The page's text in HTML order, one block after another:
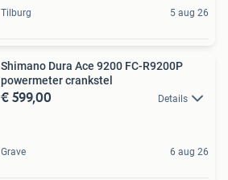
Tilburg 5 aug 26
Shimano Dura Ace 9200 FC-R9200P
powermeter crankstel
€ 599,00 Details
Grave 6 aug 26